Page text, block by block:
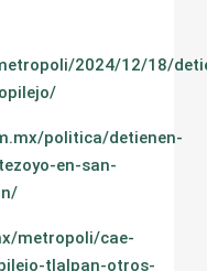
2024/12/18/
politica/detienen-
en-san-
metropoli/cae-
tlalpan-otros-